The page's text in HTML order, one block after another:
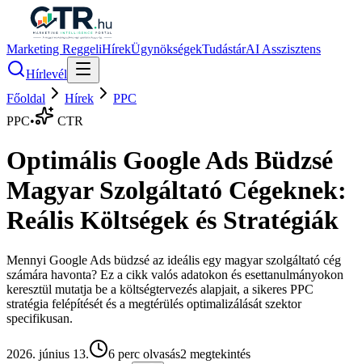
Marketing ReggeliHírekÜgynökségekTudástárAI Asszisztens
Hírlevél
Főoldal
Hírek
PPC
PPC• CTR
Optimális Google Ads Büdzsé
Magyar Szolgáltató Cégeknek:
Reális Költségek és Stratégiák
Mennyi Google Ads büdzsé az ideális egy magyar szolgáltató cég
számára havonta? Ez a cikk valós adatokon és esettanulmányokon
keresztül mutatja be a költségtervezés alapjait, a sikeres PPC
stratégia felépítését és a megtérülés optimalizálását szektor
specifikusan.
2026. június 13. 6 perc olvasás2 megtekintés